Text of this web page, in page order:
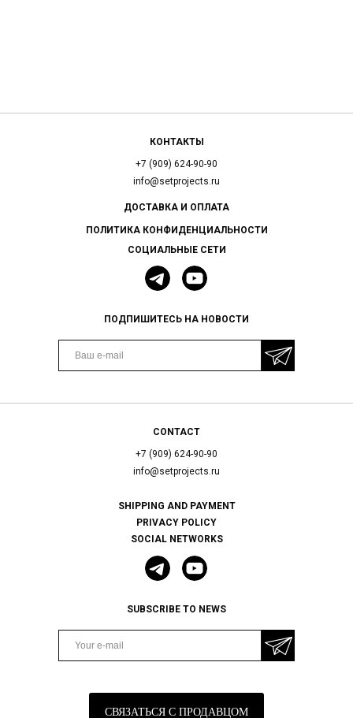
КОНТАКТЫ
+7 (909) 624-90-90
info@setprojects.ru
СОЦИАЛЬНЫЕ СЕТИ
ПОДПИШИТЕСЬ НА НОВОСТИ
ДОСТАВКА И ОПЛАТА
ПОЛИТИКА КОНФИДЕНЦИАЛЬНОСТИ
CONTACT
+7 (909) 624-90-90
info@setprojects.ru
SOCIAL NETWORKS
SUBSCRIBE TO NEWS
SHIPPING AND PAYMENT
PRIVACY POLICY
СВЯЗАТЬСЯ С ПРОДАВЦОМ